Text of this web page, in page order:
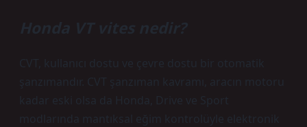
Honda VT vites nedir?
CVT, kullanıcı dostu ve çevre dostu bir otomatik
şanzımandır. CVT şanzıman kavramı, aracın motoru
kadar eski olsa da Honda, Drive ve Sport
modlarında mantıksal eğim kontrolüyle elektronik